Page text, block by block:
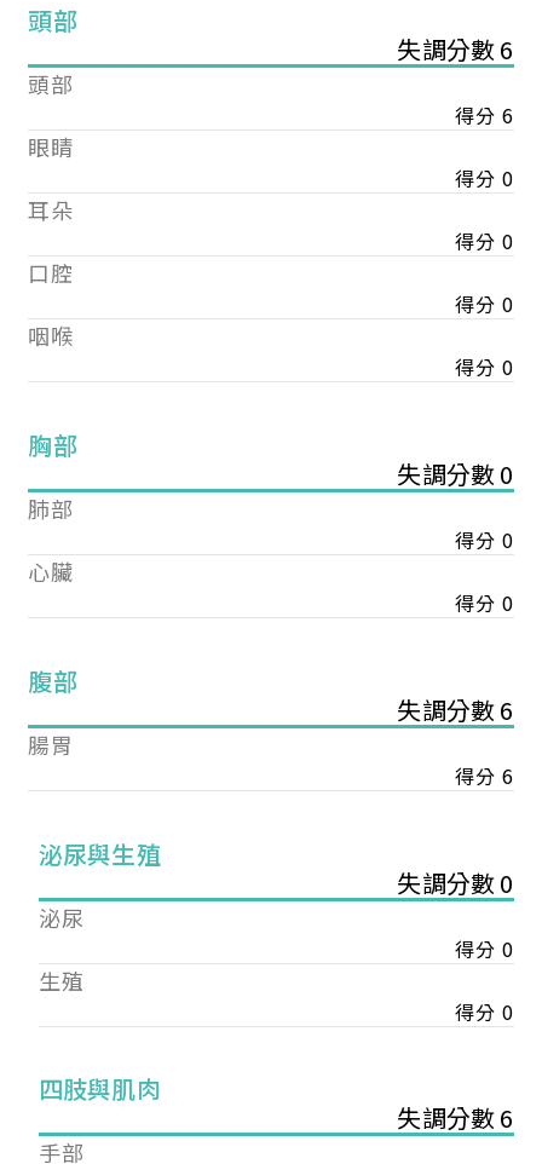
頭部
失調分數 6
頭部
得分 6
眼睛
得分 0
耳朵
得分 0
口腔
得分 0
咽喉
得分 0
胸部
失調分數 0
肺部
得分 0
心臟
得分 0
腹部
失調分數 6
腸胃
得分 6
泌尿與生殖
失調分數 0
泌尿
得分 0
生殖
得分 0
四肢與肌肉
失調分數 6
手部
您已成功送出會員申請
您好，您的會員申請，已成功送出，經本協會理事